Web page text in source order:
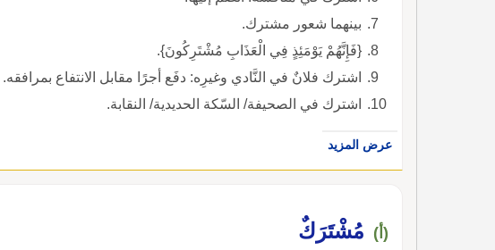
بينهما شعور مشترك.
{فَإِنَّهُمْ يَوْمَئِذٍ فِي الْعَذَابِ مُشْتَرِكُونَ}.
اشترك فلانٌ في النَّادي وغيرِه: دفَع أجرًا مقابل الانتفاع بمرافقه.
اشترك في الصحيفة/ السّكة الحديدية/ النقابة.
عرض المزيد
(أ) مُشْتَرَكٌ